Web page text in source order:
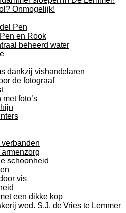
Onmogelijk!
Pen
en Rook
beheerd water
dankzij vishandelaren
de fotograaf
foto’s
schoonheid
vis
een dikke kop
wed. S.J. de Vries te Lemmer